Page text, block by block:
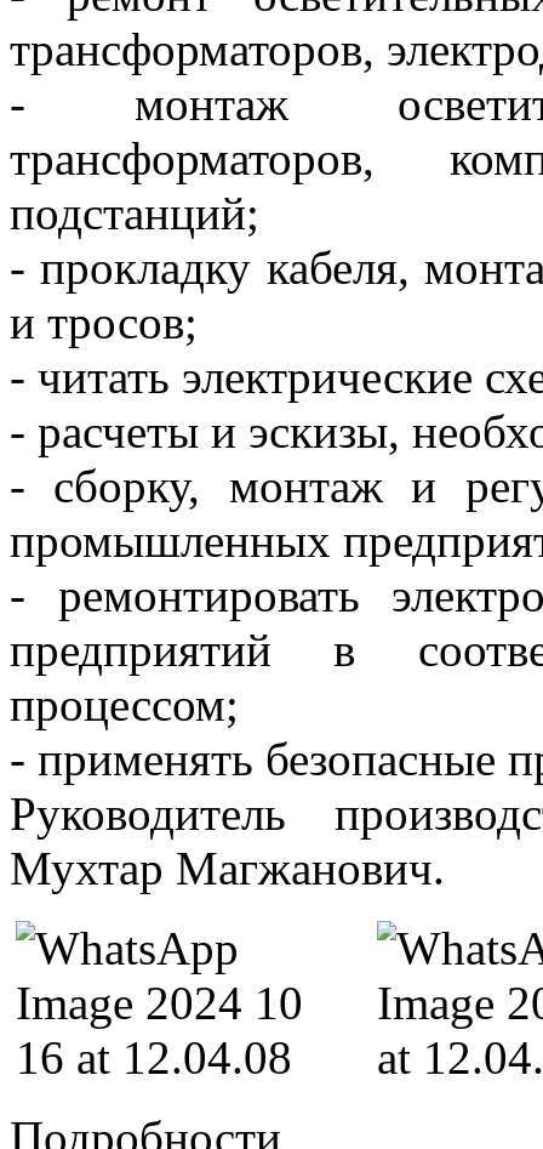
трансформаторов,
- ⁠монтаж
трансформаторов,
подстанций;
- ⁠прокладку кабеля,
и тросов;
- ⁠читать электрические
- ⁠расчеты и эскизы,
- ⁠сборку, монтаж и
промышленных
- ⁠ремонтировать
предприятий в
процессом;
- ⁠применять безопасные
Руководитель
Мухтар Магжанович.
Подробности